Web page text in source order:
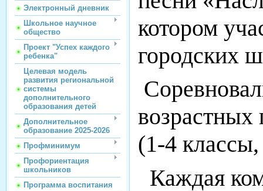
Электронный дневник
Школьное научное
общество
Проект "Успех каждого
ребенка"
Целевая модель
развития региональной
системы
дополнительного
образования детей
Дополнительное
образование 2025-2026
Профминимум
Профориентация
школьников
Программа воспитания
котором
городских
возрастных
(1-4
Каждая